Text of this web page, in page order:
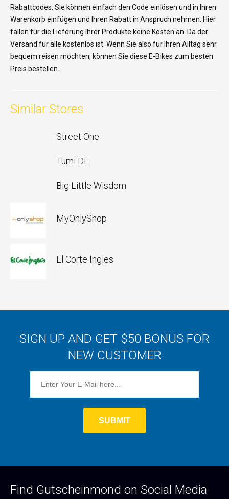
Rabattcodes. Sie können einfach den Code einlösen und in Ihren
Warenkorb einfügen und Ihren Rabatt in Anspruch nehmen. Hier
fallen für die Lieferung Ihrer Produkte keine Kosten an. Da der
Versand für alle kostenlos ist. Wenn Sie also für Ihren Alltag sehr
bequem reisen möchten, können Sie diese E-Bikes zum besten
Preis bestellen.
Similar Stores
Street One
Tumi DE
Big Little Wisdom
MyOnlyShop
El Corte Ingles
SIGN UP AND GET $50 BONUS FOR
NEW CUSTOMER
Find Gutscheinmond on Social Media